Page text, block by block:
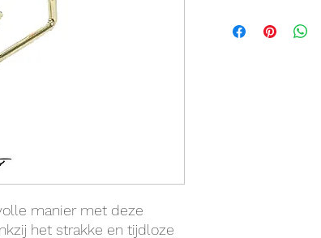
manier met deze
het strakke en tijdloze